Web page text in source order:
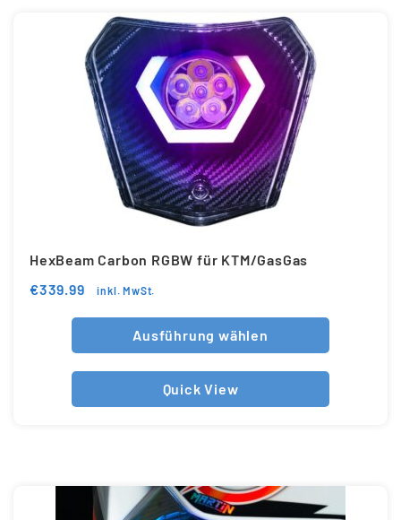
HexBeam Carbon RGBW für KTM/GasGas
€339.99 inkl. MwSt.
Ausführung wählen
Quick View